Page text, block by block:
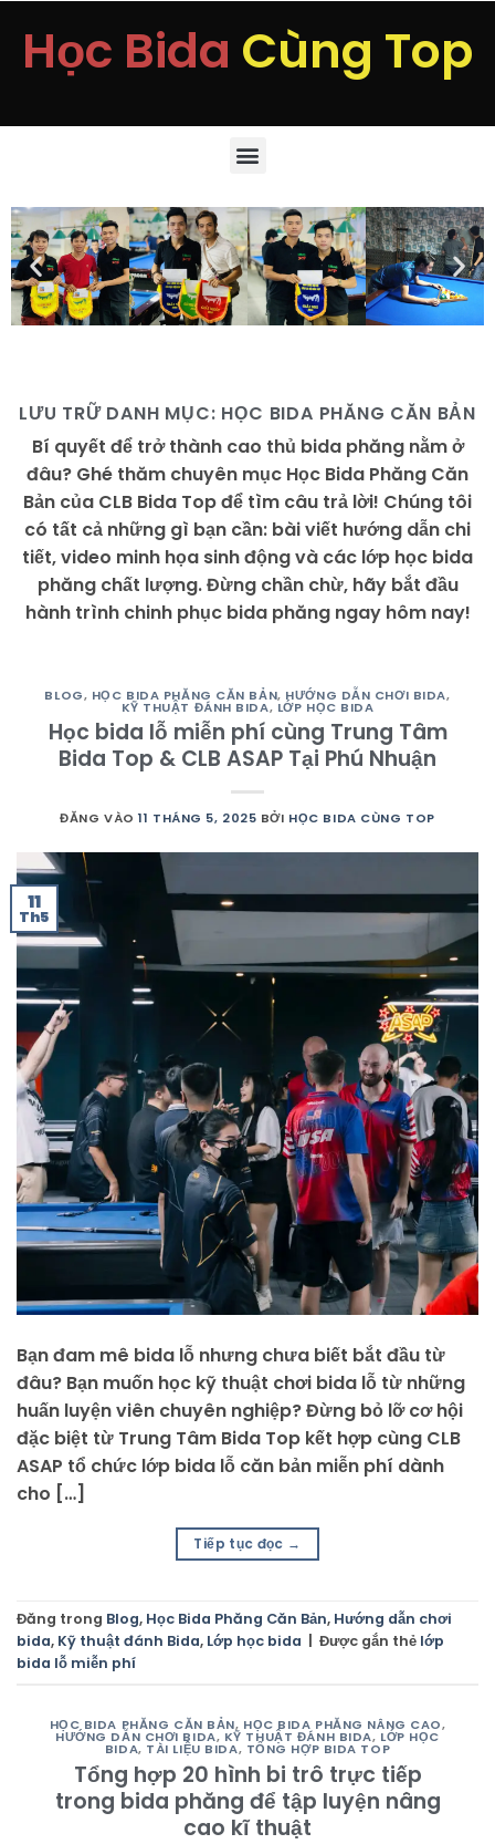
Học Bida Cùng Top
LƯU TRỮ DANH MỤC: HỌC BIDA PHĂNG CĂN BẢN
Bí quyết để trở thành cao thủ bida phăng nằm ở
đâu? Ghé thăm chuyên mục Học Bida Phăng Căn
Bản của CLB Bida Top để tìm câu trả lời! Chúng tôi
có tất cả những gì bạn cần: bài viết hướng dẫn chi
tiết, video minh họa sinh động và các lớp học bida
phăng chất lượng. Đừng chần chừ, hãy bắt đầu
hành trình chinh phục bida phăng ngay hôm nay!
BLOG, HỌC BIDA PHĂNG CĂN BẢN, HƯỚNG DẪN CHƠI BIDA,
KỸ THUẬT ĐÁNH BIDA, LỚP HỌC BIDA
Học bida lỗ miễn phí cùng Trung Tâm
Bida Top & CLB ASAP Tại Phú Nhuận
ĐĂNG VÀO11 THÁNG 5, 2025 BỞI HỌC BIDA CÙNG TOP
11
Th5
Bạn đam mê bida lỗ nhưng chưa biết bắt đầu từ
đâu? Bạn muốn học kỹ thuật chơi bida lỗ từ những
huấn luyện viên chuyên nghiệp? Đừng bỏ lỡ cơ hội
đặc biệt từ Trung Tâm Bida Top kết hợp cùng CLB
ASAP tổ chức lớp bida lỗ căn bản miễn phí dành
cho […]
Tiếp tục đọc →
Đăng trong Blog, Học Bida Phăng Căn Bản, Hướng dẫn chơi
bida, Kỹ thuật đánh Bida, Lớp học bida Được gắn thẻ lớp
bida lỗ miễn phí
HỌC BIDA PHĂNG CĂN BẢN, HỌC BIDA PHĂNG NÂNG CAO,
HƯỚNG DẪN CHƠI BIDA, KỸ THUẬT ĐÁNH BIDA, LỚP HỌC
BIDA, TÀI LIỆU BIDA, TỔNG HỢP BIDA TOP
Tổng hợp 20 hình bi trô trực tiếp
trong bida phăng để tập luyện nâng
cao kĩ thuật